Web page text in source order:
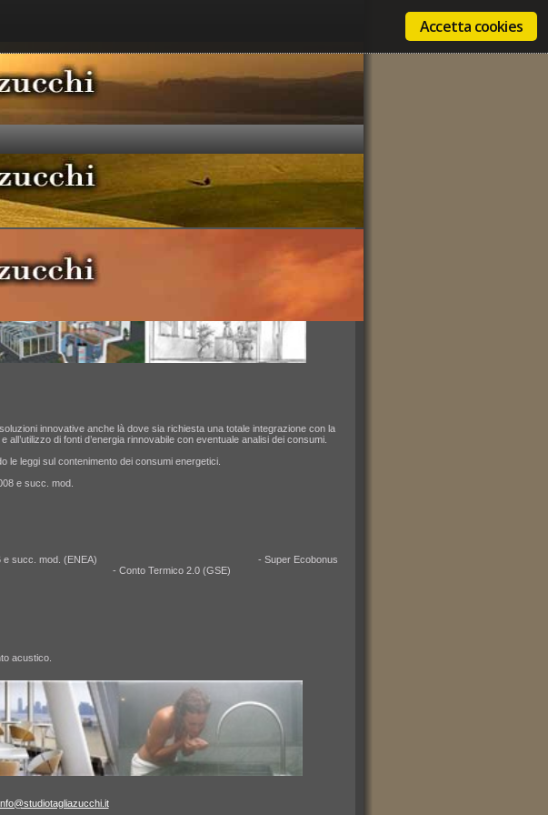
Accetta cookies
innovative anche là dove sia richiesta una totale integrazione con la
di fonti d’energia rinnovabile con eventuale analisi dei consumi.
le leggi sul contenimento dei consumi energetici.
e succ. mod.
– Legge 296/06 e succ. mod. (ENEA) - Super Ecobonus
2.0 (GSE)
acustico.